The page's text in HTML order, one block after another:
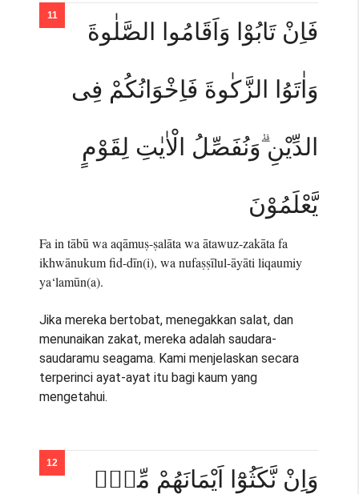
فَاِنْ تَابُوْا وَاَقَامُوا الصَّلٰوةَ
وَاٰتَوُا الزَّكٰوةَ فَاِخْوَانُكُمْ فِى
الدِّيْنِ ۗوَنُفَصِّلُ الْاٰيٰتِ لِقَوْمٍ
يَّعْلَمُوْنَ
Fa in tābū wa aqāmuṣ-ṣalāta wa ātawuz-zakāta fa
ikhwānukum fid-dīn(i), wa nufaṣṣīlul-āyāti liqaumiy
ya‘lamūn(a).
Jika mereka bertobat, menegakkan salat, dan
menunaikan zakat, mereka adalah saudara-
saudaramu seagama. Kami menjelaskan secara
terperinci ayat-ayat itu bagi kaum yang
mengetahui.
وَاِنْ نَّكَثُوْٓا اَيْمَانَهُمْ مِّنْۢ